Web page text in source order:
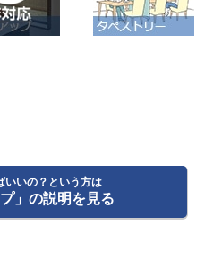
いいの？という方は
プ」の説明を見る